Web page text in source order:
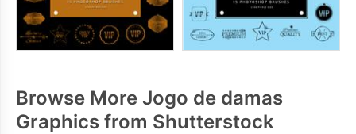
Browse More Jogo de damas
Graphics from Shutterstock